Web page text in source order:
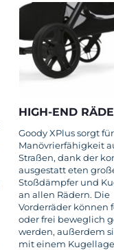
HIGH-END
Goody XPlus sorgt
Manövrierfähigkeit
Straßen, dank der
ausgestatt eten
Stoßdämpfer und
an allen Rädern. Die
Vorderräder können
oder frei beweglich
werden, außerdem
mit einem